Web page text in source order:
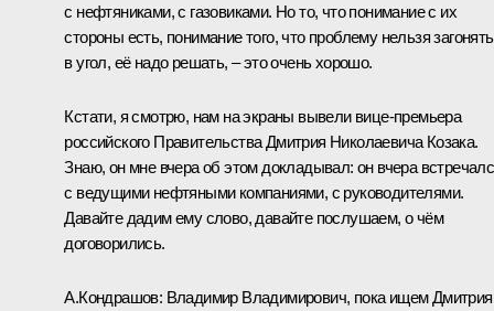
с нефтяниками, с газовиками. Но то, что понимание с их
стороны есть, понимание того, что проблему нельзя загонять
в угол, её надо решать, – это очень хорошо.
Кстати, я смотрю, нам на экраны вывели вице-премьера
российского Правительства Дмитрия Николаевича Козака.
Знаю, он мне вчера об этом докладывал: он вчера
с ведущими нефтяными компаниями, с руководителями.
Давайте дадим ему слово, давайте послушаем, о чём
договорились.
А.Кондрашов: Владимир Владимирович, пока ищем Дмитрия